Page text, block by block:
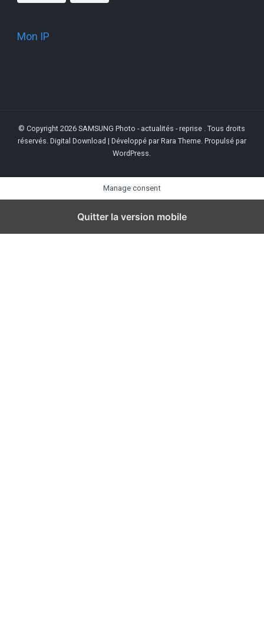
Mon IP
© Copyright 2026SAMSUNG Photo - actualités - reprise . Tous droits
réservés. Digital Download | Développé par Rara Theme . Propulsé par
WordPress
Manage consent
Quitter la version mobile